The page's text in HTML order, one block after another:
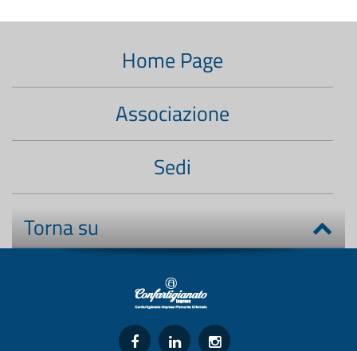
secondario:
Home Page
Associazione
Sedi
Torna su